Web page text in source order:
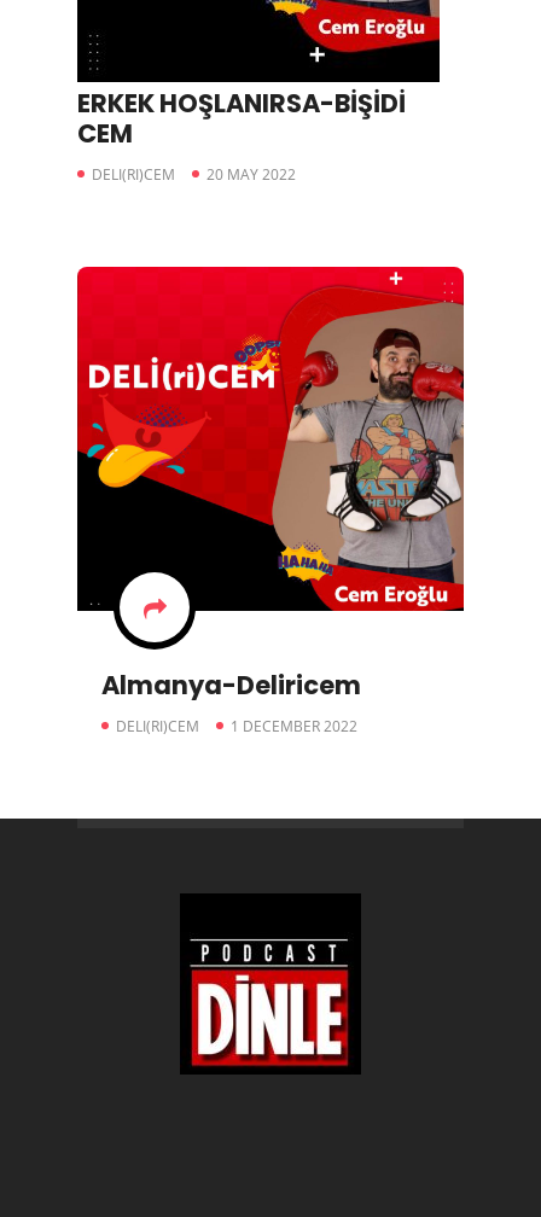
ERKEK HOŞLANIRSA-BİŞİDİ
CEM
DELI(RI)CEM 20 MAY 2022
Almanya-Deliricem
DELI(RI)CEM 1 DECEMBER 2022